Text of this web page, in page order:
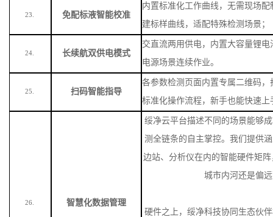
23. 免配标液智能校准
内置标准化工作曲线，无需现场
建标样曲线，适配特殊检测场景 ；
24. 长续航双供电模式
交直流两用供电，内置大容量锂电
电源场景连续作业。
25. 扫码智能指导
各参数检测页面内置专属二维码
标准化操作流程，新手也能快速上
26. 智慧化数据管理
绥净云平台描述不同的场景能够
测全链条的自主掌控。我们提供
边站、分析仪在内的智能硬件矩
城市内河还是偏
硬件之上，绥净科技协同生态伙